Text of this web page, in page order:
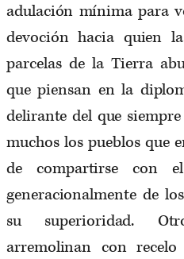
adulación mínima para
devoción hacia quien
parcelas de la Tierra
que piensan en la
delirante del que
muchos los pueblos que
de compartirse con
generacionalmente de
su superioridad.
arremolinan con